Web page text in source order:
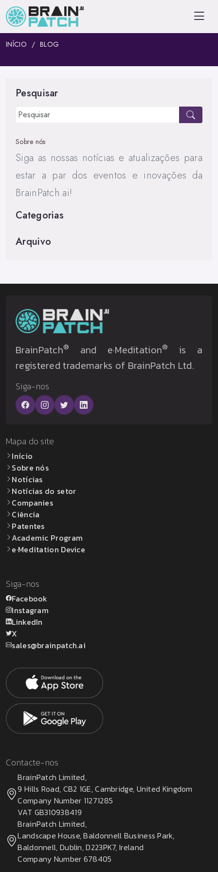
INÍCIO BLOG
Pesquisar
Sobre nós
Siga as nossas notícias e atualizações para
estar a par dos eventos e inovações da
BrainPatch.ai!
Categorias
Arquivo
BrainPatch® and e·Meditation®
is a
registered trademarks of BrainPatch Ltd.
Siga-nos
Mapa do site
Início
Sobre nós
Notícias
Notícias do setor
Companies
Ciência
Patentes
Academic Program
e·Meditation Device
Siga-nos
Facebook
Instagram
LinkedIn
X
sales@brainpatch.ai
Contacte-nos
BrainPatch Limited,
9 Hills Road, CB2 1GE, Cambridge, United Kingdom
Company Number 11271285
VAT GB310938419
BrainPatch Limited,
Landscape House, Baldonnell Business Park,
Baldonnell, Dublin, D223PK7, Ireland
Company Number 678405